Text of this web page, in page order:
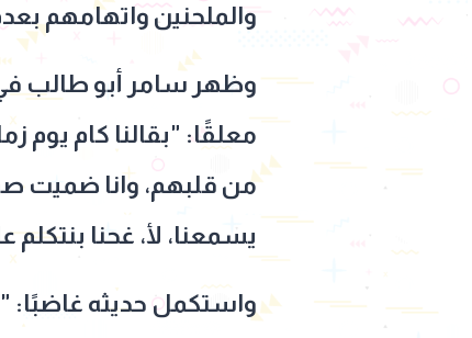
والملحنين واتهامهم
وظهر سامر أبو طالب
معلقًا: "بقالنا كام يوم
من قلبهم، وانا ضميت
يسمعنا، لأ، غحنا
واستكمل حديثه غاضبًا: